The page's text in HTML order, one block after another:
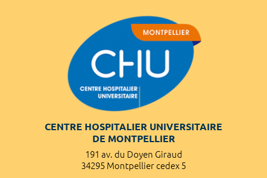
CENTRE HOSPITALIER UNIVERSITAIRE
DE MONTPELLIER
191 av. du Doyen Giraud
34295 Montpellier cedex 5